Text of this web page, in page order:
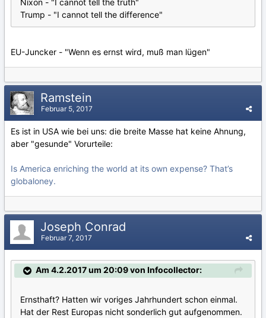
Nixon - "I cannot tell the truth"
Trump - "I cannot tell the difference"
EU-Juncker - "Wenn es ernst wird, muß man lügen"
Ramstein
Februar 5, 2017
Es ist in USA wie bei uns: die breite Masse hat keine Ahnung,
aber "gesunde" Vorurteile:
Is America enriching the world at its own expense? That’s
globaloney.
Joseph Conrad
Februar 7, 2017
Am 4.2.2017 um 20:09 von Infocollector:
Ernsthaft? Hatten wir voriges Jahrhundert schon einmal.
Hat der Rest Europas nicht sonderlich gut aufgenommen.